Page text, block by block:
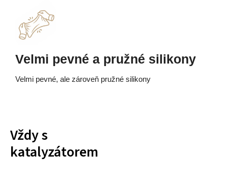
Velmi pevné a pružné silikony
Velmi pevné, ale zároveň pružné silikony
Vždy s
katalyzátorem